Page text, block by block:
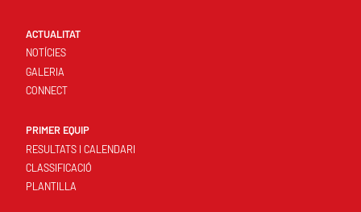
ACTUALITAT
NOTÍCIES
GALERIA
CONNECT
PRIMER EQUIP
RESULTATS I CALENDARI
CLASSIFICACIÓ
PLANTILLA